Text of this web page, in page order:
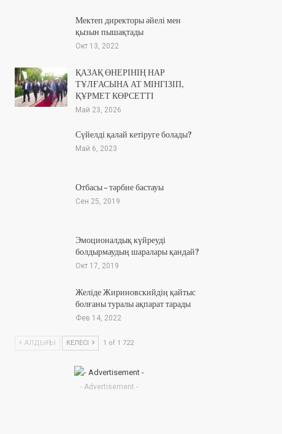
Мектеп директоры әйелі мен
қызын пышақтады
Окт 13, 2022
ҚАЗАҚ ӨНЕРІНІҢ НАР
ТҰЛҒАСЫНА АТ МІНГІЗІП,
ҚҰРМЕТ КӨРСЕТТІ
Май 23, 2026
Сүйелді қалай кетіруге болады?
Май 6, 2023
Отбасы – тәрбие бастауы
Сен 25, 2019
Эмоционалдық күйреуді
болдырмаудың шаралары қандай?
Окт 17, 2019
Желіде Жириновскийдің қайтыс
болғаны туралы ақпарат тарады
Фев 14, 2022
АЛДЫҢҒЫ КЕЛЕСІ 1 of 1 722
- Advertisement -